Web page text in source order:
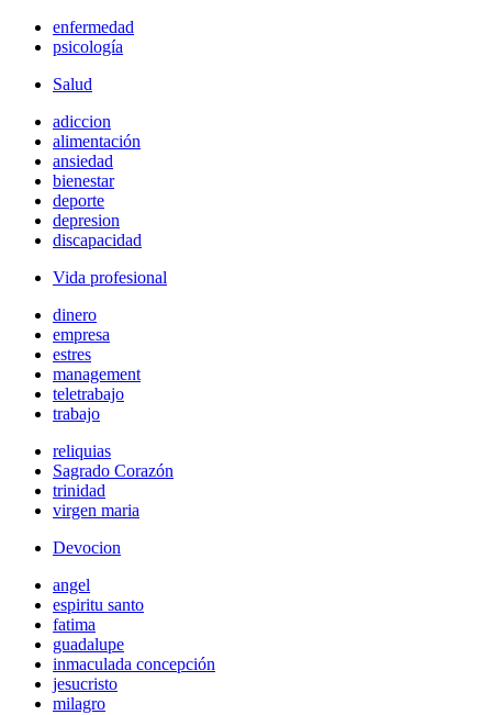
enfermedad
psicología
Salud
adiccion
alimentación
ansiedad
bienestar
deporte
depresion
discapacidad
Vida profesional
dinero
empresa
estres
management
teletrabajo
trabajo
reliquias
Sagrado Corazón
trinidad
virgen maria
Devocion
angel
espiritu santo
fatima
guadalupe
inmaculada concepción
jesucristo
milagro